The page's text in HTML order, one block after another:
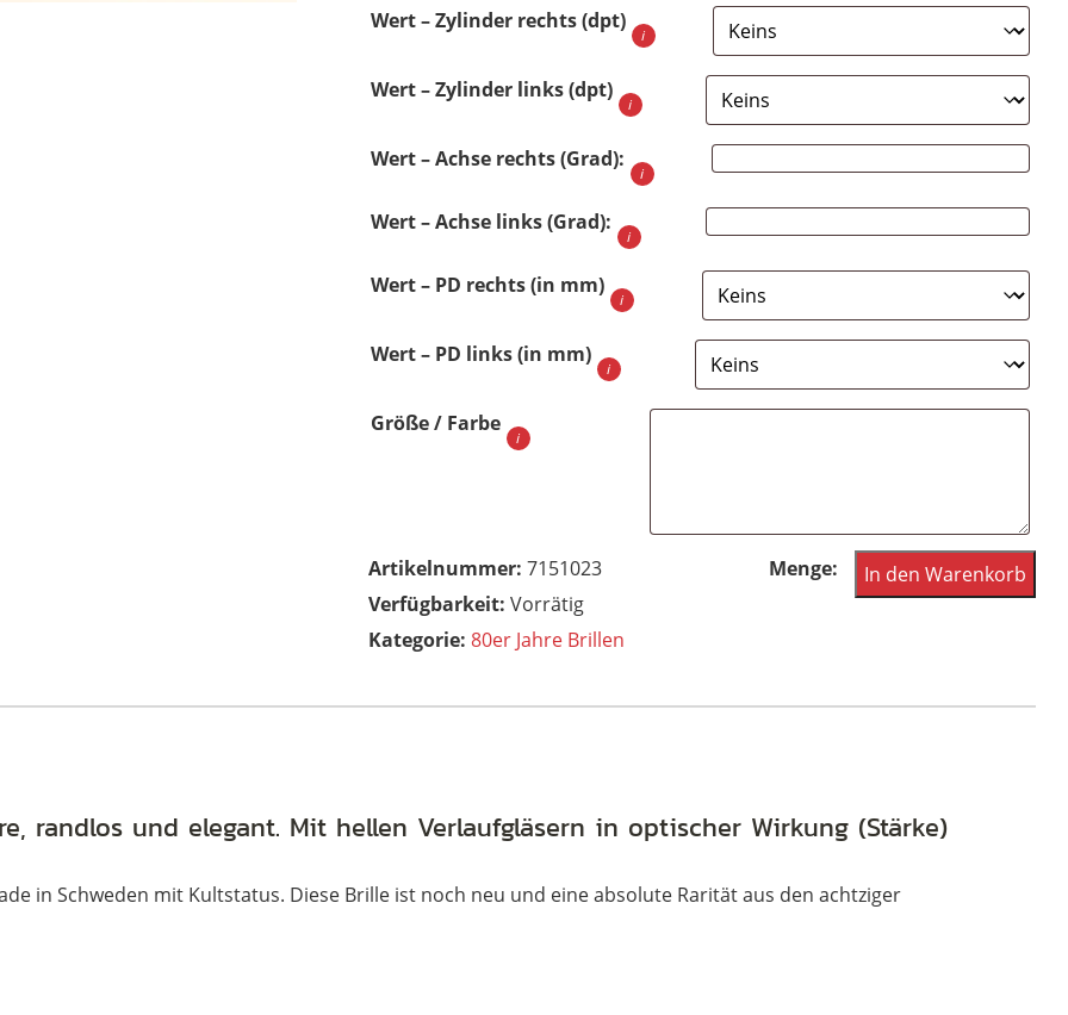
Wert – Zylinder rechts (dpt)
Wert – Zylinder links (dpt)
Wert – Achse rechts (Grad):
Wert – Achse links (Grad):
Wert – PD rechts (in mm)
Wert – PD links (in mm)
Größe / Farbe
Artikelnummer: 7151023
Vorrätig
Kategorie: 80er Jahre Brillen
Polaris
Brille
Jahre
echt
Menge
In den Warenkorb
randlos und elegant. Mit hellen Verlaufgläsern in optischer Wirkung (Stärke)
in Schweden mit Kultstatus. Diese Brille ist noch neu und eine absolute Rarität aus den achtziger